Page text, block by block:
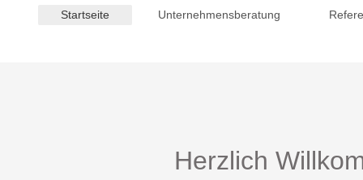
Startseite Unternehmensberatung
Herzlich